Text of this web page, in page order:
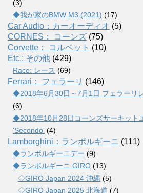
(3)
◆我が家のBMW M3 (2021) (17)
Car Audio：カーオーディオ (5)
CORNES： コーンズ (75)
Corvette： コルベット (10)
Etc.: その他 (429)
Race: レース (69)
Ferrari： フェラーリ (146)
◆2018年6月30日～7月1日 フェラーリ
(6)
◆2018年10月28日コーンズサーキット
'Secondo' (4)
Lamborghini：ランボルギーニ (111)
◆ランボルギーニデー (9)
◆ランボルギーニ GIRO (13)
◇GIRO Japan 2024 沖縄 (5)
◇GIRO Japan 2025 北海道 (7)